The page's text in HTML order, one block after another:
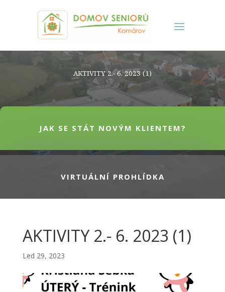
AKTIVITY 2.- 6. 2023 (1)
JAK SE STÁT NOVÝM KLIENTEM?
VIRTUÁLNÍ PROHLÍDKA
AKTIVITY 2.- 6. 2023 (1)
Led 29, 2023